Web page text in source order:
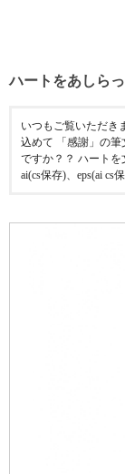
ハートをあしら
いつもご覧いただき
込めて 「感謝」の
ですか？？ ハート
ai(cs保存)、eps(ai cs